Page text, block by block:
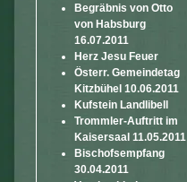
Begräbnis von Otto
von Habsburg
16.07.2011
Herz Jesu Feuer
Österr. Gemeindetag
Kitzbühel 10.06.2011
Kufstein Landlibell
Trommler-Auftritt im
Kaisersaal 11.05.2011
Bischofsempfang
30.04.2011